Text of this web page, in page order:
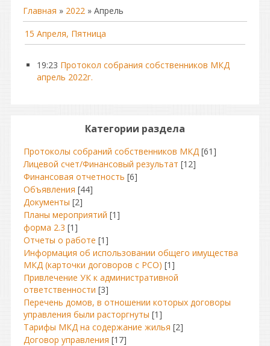
Главная » 2022 » Апрель
15 Апреля, Пятница
19:23 Протокол собрания собственников МКД
апрель 2022г.
Категории раздела
Протоколы собраний собственников МКД [61]
Лицевой счет/Финансовый результат [12]
Финансовая отчетность [6]
Объявления [44]
Документы [2]
Планы мероприятий [1]
форма 2.3 [1]
Отчеты о работе [1]
Информация об использовании общего имущества
МКД (карточки договоров с РСО) [1]
Привлечение УК к административной
ответственности [3]
Перечень домов, в отношении которых договоры
управления были расторгнуты [1]
Тарифы МКД на содержание жилья [2]
Договор управления [17]